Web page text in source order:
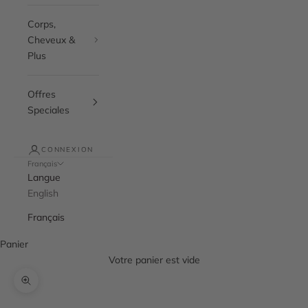
Corps,
Cheveux &
Plus
Offres
Speciales
CONNEXION
Français
Langue
English
Français
Panier
Votre panier est vide
Zoomer sur l'image